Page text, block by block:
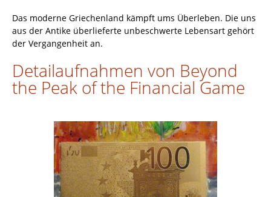
Das moderne Griechenland kämpft ums Überleben. Die uns
aus der Antike überlieferte unbeschwerte Lebensart gehört
der Vergangenheit an.
Detailaufnahmen von Beyond
the Peak of the Financial Game